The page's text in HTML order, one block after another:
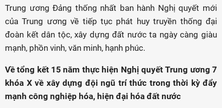
Trung ương Đảng thống nhất ban hành Nghị quyết mới
của Trung ương về tiếp tục phát huy truyền thống đại
đoàn kết dân tộc, xây dựng đất nước ta ngày càng giàu
mạnh, phồn vinh, văn minh, hạnh phúc.
Về tổng kết 15 năm thực hiện Nghị quyết Trung ương 7
khóa X về xây dựng đội ngũ trí thức trong thời kỳ đẩy
mạnh công nghiệp hóa, hiện đại hóa đất nước